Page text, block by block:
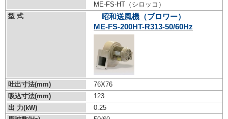
ME-FS-HT（シロッコ）
型 式
昭和送風機（ブロワー）
ME-FS-200HT-R313-50/60Hz
吐出寸法(mm)
76X76
吸込寸法(mm)
123
出 力(kW)
0.25